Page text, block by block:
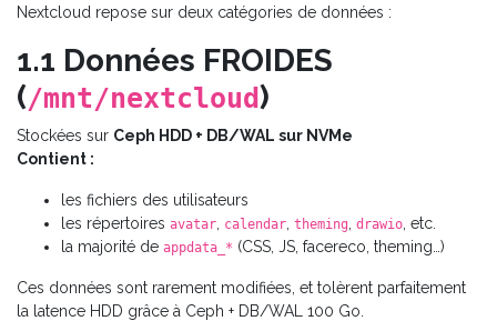
Nextcloud repose sur deux catégories de données :
1.1 Données FROIDES
(/mnt/nextcloud)
Stockées sur Ceph HDD + DB/WAL sur NVMe
Contient :
les fichiers des utilisateurs
les répertoires avatar calendar theming drawio , etc.
la majorité de appdata_* (CSS, JS, facereco, theming…)
Ces données sont rarement modifiées, et tolèrent parfaitement
la latence HDD grâce à Ceph + DB/WAL 100 Go.